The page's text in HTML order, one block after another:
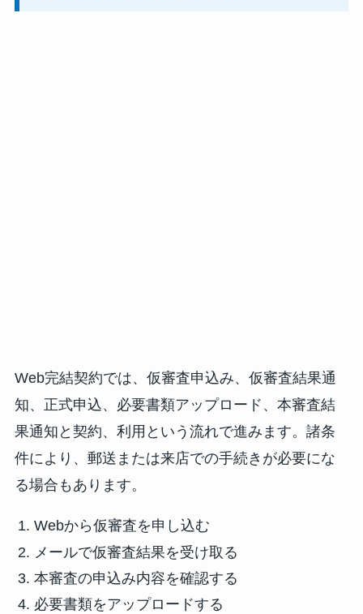
Web完結契約では、仮審査申込み、仮審査結果通
知、正式申込、必要書類アップロード、本審査結
果通知と契約、利用という流れで進みます。諸条
件により、郵送または来店での手続きが必要にな
る場合もあります。
Webから仮審査を申し込む
メールで仮審査結果を受け取る
本審査の申込み内容を確認する
必要書類をアップロードする